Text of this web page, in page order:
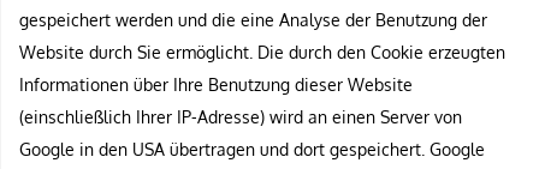
gespeichert werden und die eine Analyse der Benutzung der
Website durch Sie ermöglicht. Die durch den Cookie erzeugten
Informationen über Ihre Benutzung dieser Website
(einschließlich Ihrer IP-Adresse) wird an einen Server von
Google in den USA übertragen und dort gespeichert. Google